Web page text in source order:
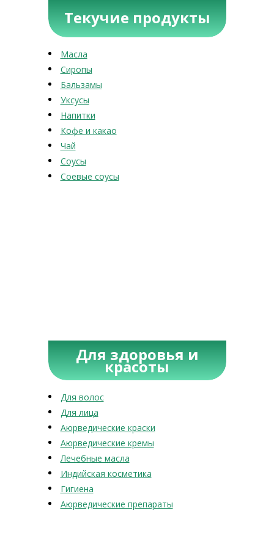
Текучие продукты
Масла
Сиропы
Бальзамы
Уксусы
Напитки
Кофе и какао
Чай
Соусы
Соевые соусы
Для здоровья и
красоты
Для волос
Для лица
Аюрведические краски
Аюрведические кремы
Лечебные масла
Индийская косметика
Гигиена
Аюрведические препараты